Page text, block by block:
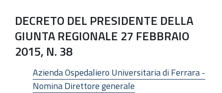
DECRETO DEL PRESIDENTE DELLA
GIUNTA REGIONALE 27 FEBBRAIO
2015, N. 38
Azienda Ospedaliero Universitaria di Ferrara -
Nomina Direttore generale